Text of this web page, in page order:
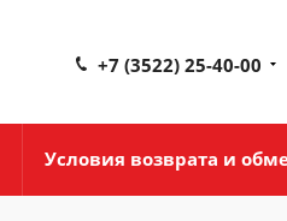
+7 (3522) 25-40-00
Условия возврата и